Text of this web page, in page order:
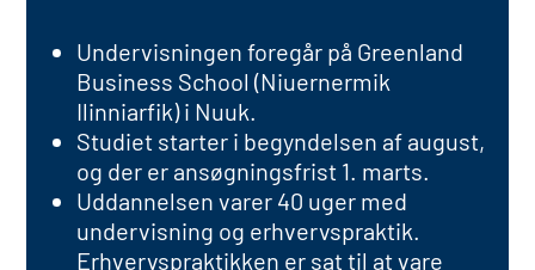
Undervisningen foregår på Greenland
Business School (Niuernermik
Ilinniarfik) i Nuuk.
Studiet starter i begyndelsen af august,
og der er ansøgningsfrist 1. marts.
Uddannelsen varer 40 uger med
undervisning og erhvervspraktik.
Erhvervspraktikken er sat til at vare